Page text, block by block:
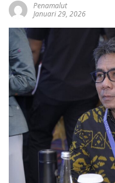
Penamalut
Januari 29, 2026